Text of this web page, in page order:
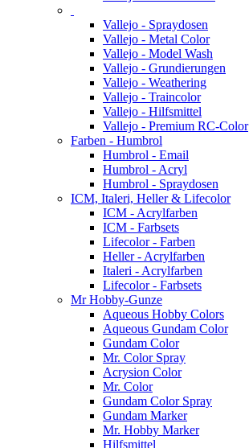
Vallejo - Spraydosen
Vallejo - Metal Color
Vallejo - Model Wash
Vallejo - Grundierungen
Vallejo - Weathering
Vallejo - Traincolor
Vallejo - Hilfsmittel
Vallejo - Premium RC-Color
Farben - Humbrol
Humbrol - Email
Humbrol - Acryl
Humbrol - Spraydosen
ICM, Italeri, Heller & Lifecolor
ICM - Acrylfarben
ICM - Farbsets
Lifecolor - Farben
Heller - Acrylfarben
Italeri - Acrylfarben
Lifecolor - Farbsets
Mr Hobby-Gunze
Aqueous Hobby Colors
Aqueous Gundam Color
Gundam Color
Mr. Color Spray
Acrysion Color
Mr. Color
Gundam Color Spray
Gundam Marker
Mr. Hobby Marker
Hilfsmittel